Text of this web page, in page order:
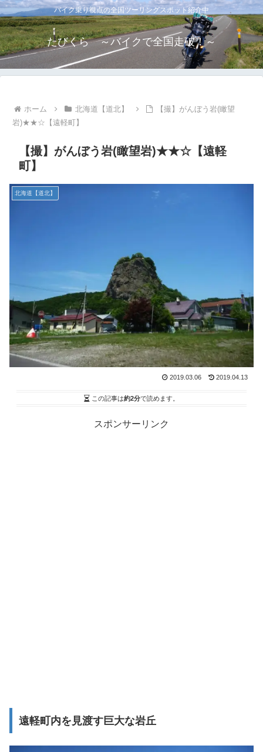
バイク乗り視点の全国ツーリングスポット紹介中
たびくら ～バイクで全国走破！～
ホーム 北海道【道北】
【撮】がんぼう岩(瞰望
岩)★★☆【遠軽町】
【撮】がんぼう岩(瞰望岩)★★☆【遠軽
町】
北海道【道北】
2019.03.06 2019.04.13
この記事は約2分で読めます。
スポンサーリンク
遠軽町内を見渡す巨大な岩丘